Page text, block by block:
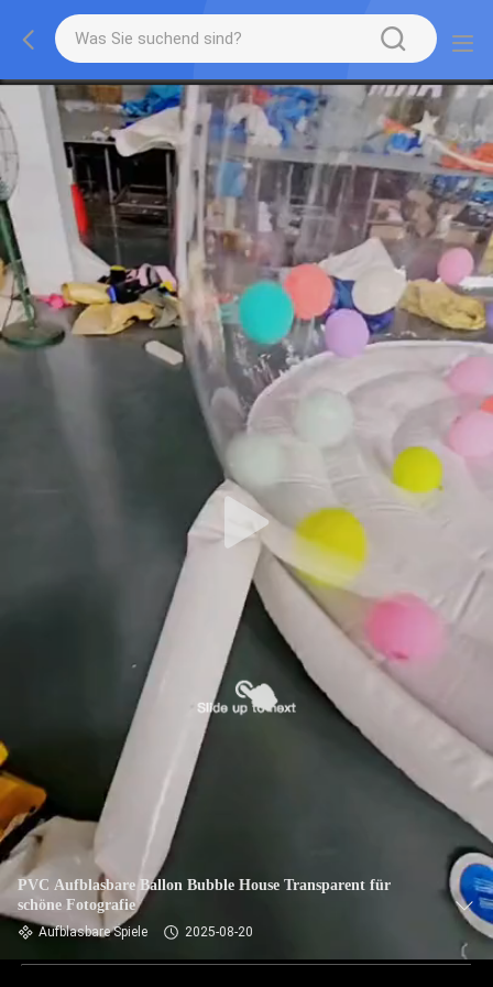
PVC Aufblasbare Ballon Bubble House Transparent für
schöne Fotografie
Aufblasbare Spiele 2025-08-20